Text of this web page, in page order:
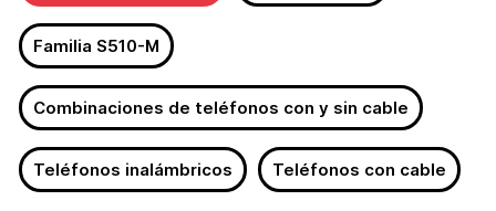
Familia S510-M
Combinaciones de teléfonos con y sin cable
Teléfonos inalámbricos Teléfonos con cable